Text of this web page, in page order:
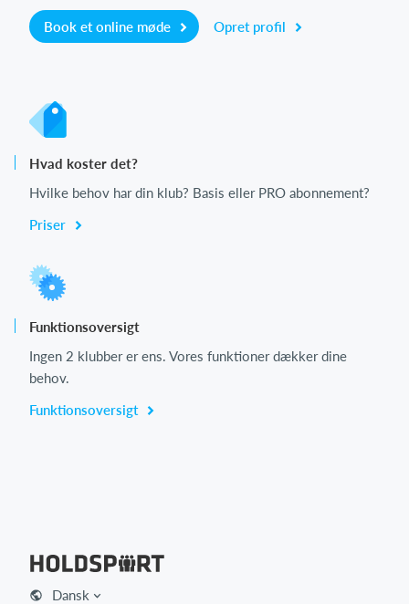
Book et online møde Opret profil
Hvad koster det?
Hvilke behov har din klub? Basis eller PRO abonnement?
Priser
Funktionsoversigt
Ingen 2 klubber er ens. Vores funktioner dækker dine
behov.
Funktionsoversigt
Dansk